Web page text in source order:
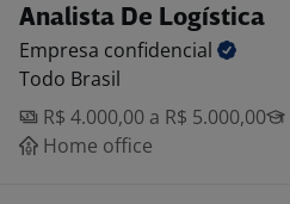
Analista De Logística
Empresa confidencial
Todo Brasil
R$ 4.000,00 a R$ 5.000,00
Home office